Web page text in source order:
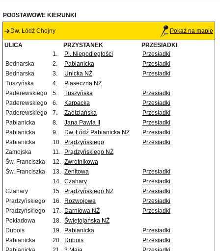
PODSTAWOWE KIERUNKI
Dw. Łódź Chojny Pokaż na mapie
ULICA PRZYSTANEK
PRZESIADKI
1.
Pl. Niepodległości
Przesiadki
Bednarska
2. Pabianicka
Przesiadki
Bednarska
3. Unicka NŻ
Przesiadki
Tuszyńska
4.
Piaseczna NŻ
Paderewskiego
5. Tuszyńska
Przesiadki
Paderewskiego
6. Karpacka
Przesiadki
Paderewskiego
7. Zaolziańska
Przesiadki
Pabianicka
8. Jana Pawła II
Przesiadki
Pabianicka
9. Dw. Łódź Pabianicka NŻ
Przesiadki
Pabianicka
10. Prądzyńskiego
Przesiadki
Zamojska
11.
Prądzyńskiego NŻ
Św. Franciszka
12. Zwrotnikowa
Św. Franciszka
13. Zenitowa
Przesiadki
14. Czahary
Przesiadki
Czahary
15. Prądzyńskiego NŻ
Przesiadki
Prądzyńskiego
16. Rozwojowa
Przesiadki
Prądzyńskiego
17. Darniowa NŻ
Przesiadki
Pokładowa
18. Świętojańska NŻ
Dubois
19. Pabianicka
Przesiadki
Pabianicka
20. Dubois
Przesiadki